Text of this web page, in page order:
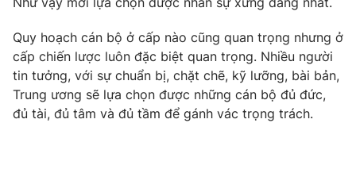
Tư vấn
Chuyên mục khác
Emagazine Podcast
Photo Infographic
Quy hoạch cán bộ ở cấp nào cũng quan trọng nhưng ở
cấp chiến lược luôn đặc biệt quan trọng. Nhiều người
tin tưởng, với sự chuẩn bị, chặt chẽ, kỹ lưỡng, bài bản,
Trung ương sẽ lựa chọn được những cán bộ đủ đức,
đủ tài, đủ tâm và đủ tầm để gánh vác trọng trách.